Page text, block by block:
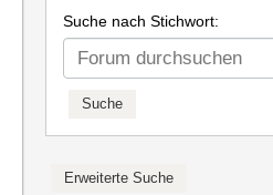
Suche nach Stichwort: